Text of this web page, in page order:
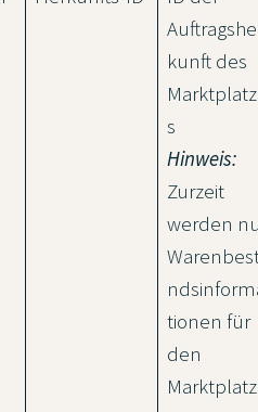
kunft des
s
Hinweis:
Zurzeit
werden
tionen für
den
Marktplatz